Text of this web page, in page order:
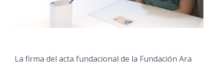
La firma del acta fundacional de la Fundación Ara